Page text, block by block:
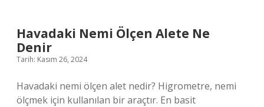
Havadaki Nemi Ölçen Alete Ne
Denir
Tarih: Kasım 26, 2024
Havadaki nemi ölçen alet nedir? Higrometre, nemi
ölçmek için kullanılan bir araçtır. En basit